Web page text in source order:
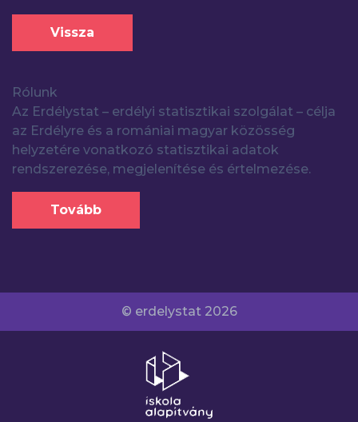
Vissza
Rólunk
Az Erdélystat – erdélyi statisztikai szolgálat – célja
az Erdélyre és a romániai magyar közösség
helyzetére vonatkozó statisztikai adatok
rendszerezése, megjelenítése és értelmezése.
Tovább
© erdelystat 2026